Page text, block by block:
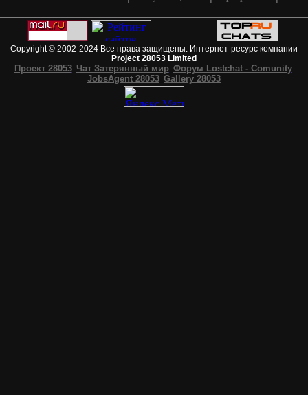
Copyright © 2002-2024 Все права защищены. Интернет-ресурс компании
Project 28053 Limited
Проект 28053 Чат Затерянный мир Форум Lostchat - Comunity
JobsAgent 28053 Gallery 28053